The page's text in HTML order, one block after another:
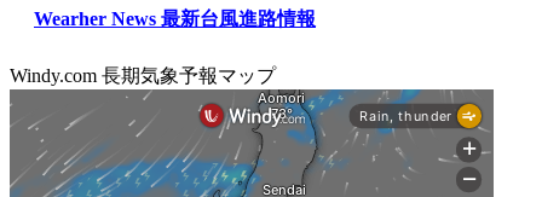
Wearher News 最新台風進路情報
Windy.com 長期気象予報マップ